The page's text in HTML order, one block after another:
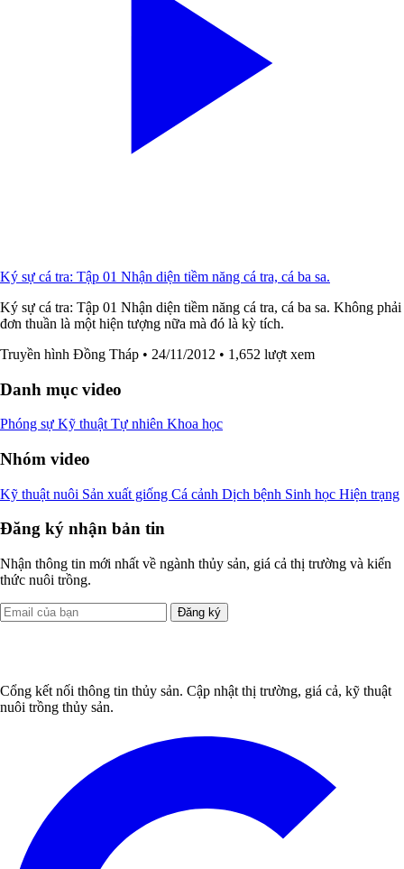
Ký sự cá tra: Tập 01 Nhận diện tiềm năng cá tra, cá ba sa.
Ký sự cá tra: Tập 01 Nhận diện tiềm năng cá tra, cá ba sa. Không phải
đơn thuần là một hiện tượng nữa mà đó là kỳ tích.
Truyền hình Đồng Tháp • 24/11/2012 • 1,652 lượt xem
Danh mục video
Phóng sự Kỹ thuật Tự nhiên Khoa học
Nhóm video
Kỹ thuật nuôi Sản xuất giống Cá cảnh Dịch bệnh Sinh học Hiện trạng
Đăng ký nhận bản tin
Nhận thông tin mới nhất về ngành thủy sản, giá cả thị trường và kiến
thức nuôi trồng.
Đăng ký
Cổng kết nối thông tin thủy sản. Cập nhật thị trường, giá cả, kỹ thuật
nuôi trồng thủy sản.